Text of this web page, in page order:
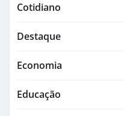
Cotidiano
Destaque
Economia
Educação